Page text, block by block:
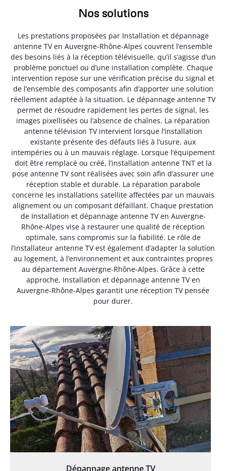
Nos solutions
Les prestations proposées par Installation et dépannage
antenne TV en Auvergne-Rhône-Alpes couvrent l’ensemble
des besoins liés à la réception télévisuelle, qu’il s’agisse d’un
problème ponctuel ou d’une installation complète. Chaque
intervention repose sur une vérification précise du signal et
de l’ensemble des composants afin d’apporter une solution
réellement adaptée à la situation. Le dépannage antenne TV
permet de résoudre rapidement les pertes de signal, les
images pixellisées ou l’absence de chaînes. La réparation
antenne télévision TV intervient lorsque l’installation
existante présente des défauts liés à l’usure, aux
intempéries ou à un mauvais réglage. Lorsque l’équipement
doit être remplacé ou créé, l’installation antenne TNT et la
pose antenne TV sont réalisées avec soin afin d’assurer une
réception stable et durable. La réparation parabole
concerne les installations satellite affectées par un mauvais
alignement ou un composant défaillant. Chaque prestation
de Installation et dépannage antenne TV en Auvergne-
Rhône-Alpes vise à restaurer une qualité de réception
optimale, sans compromis sur la fiabilité. Le rôle de
l’installateur antenne TV est également d’adapter la solution
au logement, à l’environnement et aux contraintes propres
au département Auvergne-Rhône-Alpes. Grâce à cette
approche, Installation et dépannage antenne TV en
Auvergne-Rhône-Alpes garantit une réception TV pensée
pour durer.
Dépannage antenne TV